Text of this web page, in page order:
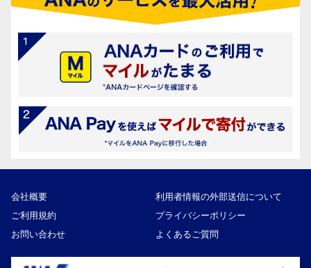
会社概要
利用者情報の外部送信について
ご利用規約
プライバシーポリシー
お問い合わせ
よくあるご質問